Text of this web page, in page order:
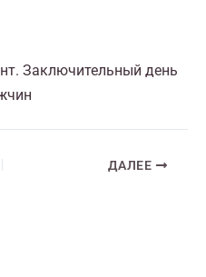
Заключительный день
ДАЛЕЕ